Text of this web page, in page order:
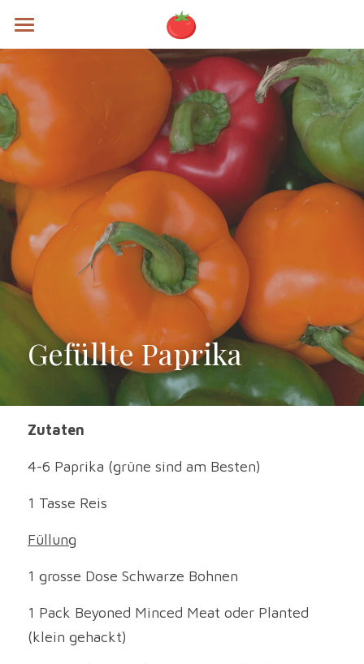
Specials
Sweets
Testing
Gefüllte Paprika
Zutaten
4-6 Paprika (grüne sind am Besten)
1 Tasse Reis
Füllung
1 grosse Dose Schwarze Bohnen
1 Pack Beyoned Minced Meat oder Planted
(klein gehackt)